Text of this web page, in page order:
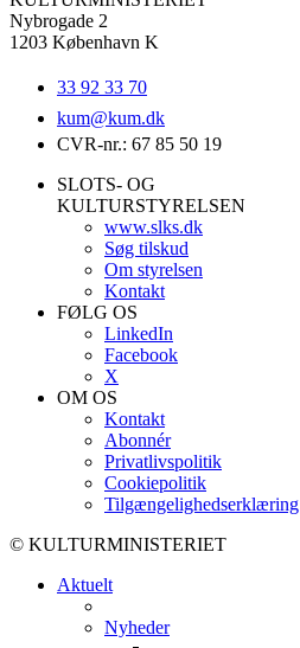
Nybrogade 2
1203 København K
33 92 33 70
kum@kum.dk
CVR-nr.: 67 85 50 19
SLOTS- OG
KULTURSTYRELSEN
www.slks.dk
Søg tilskud
Om styrelsen
Kontakt
FØLG OS
LinkedIn
Facebook
X
OM OS
Kontakt
Abonnér
Privatlivspolitik
Cookiepolitik
Tilgængelighedserklæring
© KULTURMINISTERIET
Aktuelt
Nyheder